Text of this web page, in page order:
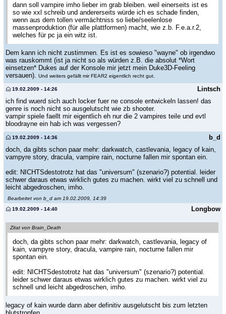
dann soll vampire imho lieber im grab bleiben. weil einerseits ist es
so wie xxl schreib und andererseits würde ich es schade finden,
wenn aus dem tollen vermächtniss so liebe/seelenlose
massenproduktion (für alle plattformen) macht, wie z.b. F.e.a.r.2,
welches für pc ja ein witz ist.
Dem kann ich nicht zustimmen. Es ist es sowieso "wayne" ob irgendwo
was rauskommt (ist ja nicht so als würden z.B. die absolut *Wort
einsetzen* Dukes auf der Konsole mir jetzt mein Duke3D-Feeling
versauen).
Und weiters gefällt mir FEAR2 eigentlich recht gut.
Lintsch
19.02.2009 - 14:26
ich find wuerd sich auch locker fuer ne console entwickeln lassen! das
genre is noch nicht so ausgelutscht wie zb shooter.
vampir spiele faellt mir eigentlich eh nur die 2 vampires teile und evtl
bloodrayne ein hab ich was vergessen?
b_d
19.02.2009 - 14:36
doch, da gibts schon paar mehr: darkwatch, castlevania, legacy of kain,
vampyre story, dracula, vampire rain, nocturne fallen mir spontan ein.
edit: NICHTSdestotrotz hat das "universum" (szenario?) potential. leider
schwer daraus etwas wirklich gutes zu machen. wirkt viel zu schnell und
leicht abgedroschen, imho.
Bearbeitet von b_d am 19.02.2009, 14:39
Longbow
19.02.2009 - 14:40
Zitat von Brain_Death
doch, da gibts schon paar mehr: darkwatch, castlevania, legacy of
kain, vampyre story, dracula, vampire rain, nocturne fallen mir
spontan ein.
edit: NICHTSdestotrotz hat das "universum" (szenario?) potential.
leider schwer daraus etwas wirklich gutes zu machen. wirkt viel zu
schnell und leicht abgedroschen, imho.
legacy of kain wurde dann aber definitiv ausgelutscht bis zum letzten